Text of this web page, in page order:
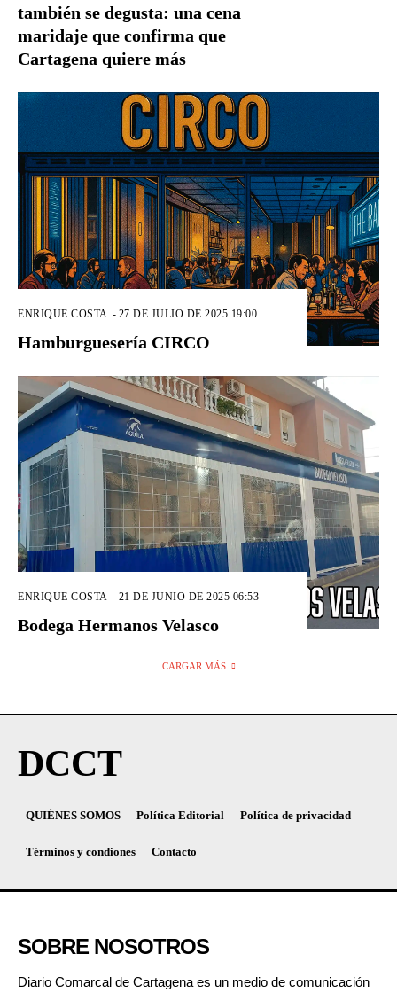
también se degusta: una cena
maridaje que confirma que
Cartagena quiere más
ENRIQUE COSTA - 27 DE JULIO DE 2025 19:00
Hamburguesería CIRCO
ENRIQUE COSTA - 21 DE JUNIO DE 2025 06:53
Bodega Hermanos Velasco
CARGAR MÁS
DCCT
QUIÉNES SOMOS Política Editorial Política de privacidad
Términos y condiones Contacto
SOBRE NOSOTROS
Diario Comarcal de Cartagena es un medio de comunicación